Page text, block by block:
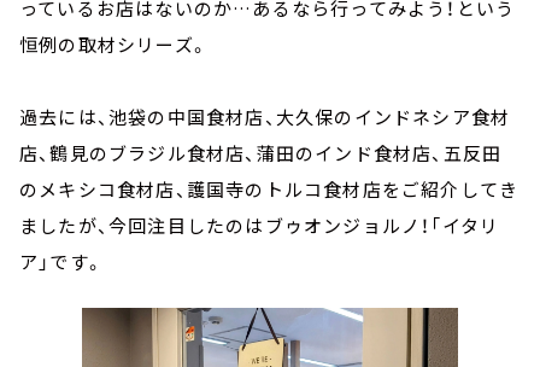
っているお店はないのか…あるなら行ってみよう！という
恒例の取材シリーズ。
過去には、池袋の中国食材店、大久保のインドネシア食材
店、鶴見のブラジル食材店、蒲田のインド食材店、五反田
のメキシコ食材店、護国寺のトルコ食材店をご紹介してき
ましたが、今回注目したのはブゥオンジョルノ！「イタリ
ア」です。